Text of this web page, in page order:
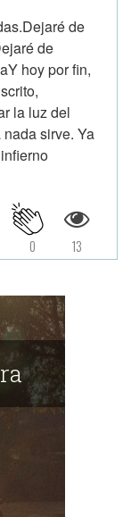
de
de
hoy por fin,
la luz del
sirve. Ya
13
0